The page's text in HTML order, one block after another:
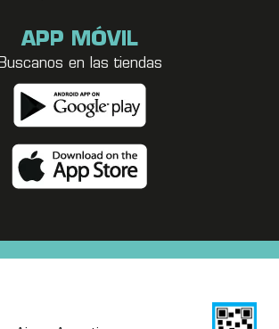
APP MÓVIL
Buscanos en las tiendas